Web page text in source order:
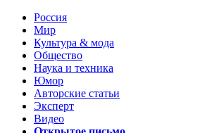
Россия
Мир
Культура & мода
Общество
Наука и техника
Юмор
Авторские статьи
Эксперт
Видео